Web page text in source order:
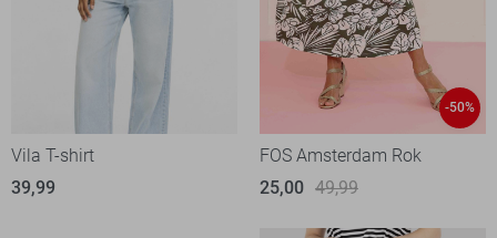
Vila T-shirt
39,99
-50%
FOS Amsterdam Rok
25,00 49,99